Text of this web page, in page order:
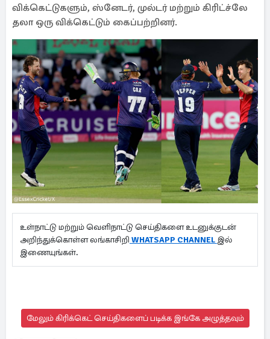
விக்கெட்டுகளும், ஸ்னேடர், முல்டர் மற்றும் கிரிட்ச்லே
தலா ஒரு விக்கெட்டும் கைப்பற்றினர்.
உள்நாட்டு மற்றும் வெளிநாட்டு செய்திகளை உடனுக்குடன்
அறிந்துக்கொள்ள லங்காசிறி WHATSAPP CHANNEL இல்
இணையுங்கள்.
மேலும் கிரிக்கெட் செய்திகளைப் படிக்க இங்கே அழுத்தவும்